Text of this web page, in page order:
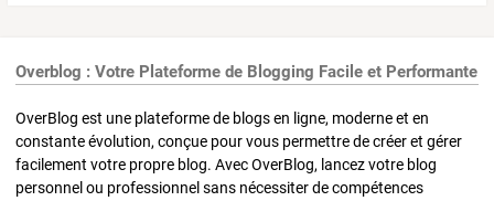
Overblog : Votre Plateforme de Blogging Facile et Performante
OverBlog est une plateforme de blogs en ligne, moderne et en
constante évolution, conçue pour vous permettre de créer et gérer
facilement votre propre blog. Avec OverBlog, lancez votre blog
personnel ou professionnel sans nécessiter de compétences